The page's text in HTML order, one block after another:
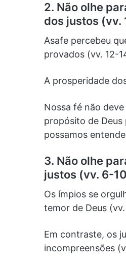
2. Não olhe
dos justos (vv.
Asafe percebeu
provados (vv. 12-
A prosperidade
Nossa fé não
propósito de Deus
possamos
3. Não olhe
justos (vv. 6-
Os ímpios se
temor de Deus
Em contraste, os
incompreensões